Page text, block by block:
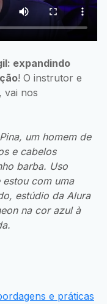
expandindo
! O instrutor e
, vai nos
um homem de
e cabelos
barba. Uso
com uma
estúdio da Alura
na cor azul à
e práticas